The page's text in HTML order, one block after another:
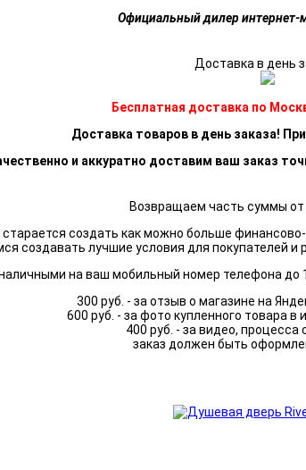
Официальный дилер интернет-
Доставка в день
Бесплатная доставка по
Доставка товаров в день заказа!
и аккуратно доставим ваш заказ
Возвращаем часть суммы от
старается создать как можно больше
создавать лучшие условия для покупателей
на ваш мобильный номер телефона до
300 руб. - за отзыв о магазине на
600 руб. - за фото купленного товара
400 руб. - за видео,
заказ должен быть